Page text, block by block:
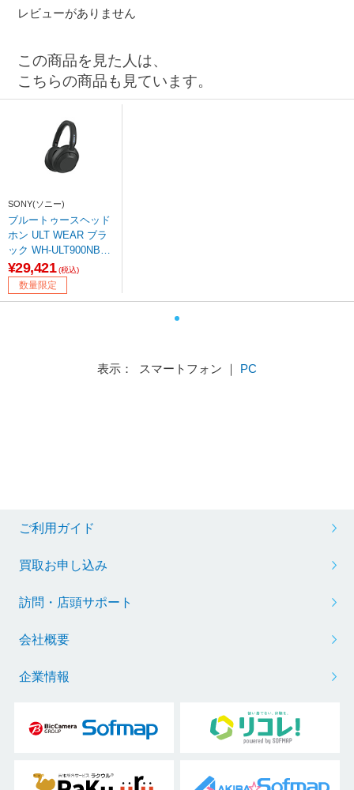
レビューがありません
この商品を見た人は、
こちらの商品も見ています。
SONY(ソニー)
ブルートゥースヘッド
ホン ULT WEAR ブラ
ック WH-ULT900NB
［ノイズキャンセリン
グ対応 /Bluetooth対
応］ 【864】
¥29,421 (税込)
数量限定
表示： スマートフォン ｜ PC
ご利用ガイド
買取お申し込み
訪問・店頭サポート
会社概要
企業情報